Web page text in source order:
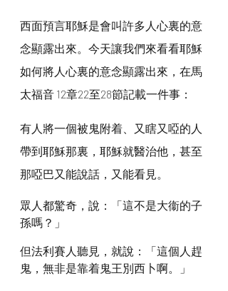
西面預言耶穌是會叫許多人心裏的意
念顯露出來。今天讓我們來看看耶穌
如何將人心裏的意念顯露出來，在馬
太福音 12章22至28節記載一件事：
有人將一個被鬼附着、又瞎又啞的人
帶到耶穌那裏，耶穌就醫治他，甚至
那啞巴又能說話，又能看見。
眾人都驚奇，說：「這不是大衞的子
孫嗎？」
但法利賽人聽見，就說：「這個人趕
鬼，無非是靠着鬼王別西卜啊。」